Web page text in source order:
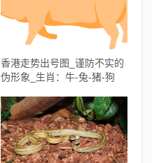
香港走势出号图_谨防不实的
伪形象_生肖：牛-兔-猪-狗